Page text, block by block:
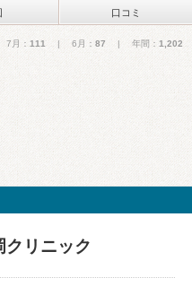
口コミ
月： 111 | 6月： 87 | 年間： 1,202
クリニック